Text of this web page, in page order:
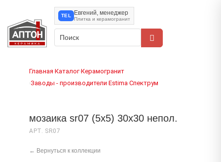
TEL Евгений, менеджер
Плитка и керамогранит
Главная›Каталог›Керамогранит
›Заводы - производители›Estima›Спектрум
мозаика sr07 (5х5) 30x30 непол.
АРТ. SR07
← Вернуться к коллекции